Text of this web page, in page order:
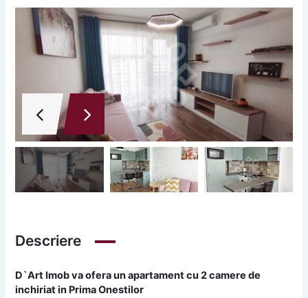
Descriere
D`Art Imob va ofera un apartament cu 2 camere de
inchiriat in Prima Onestilor